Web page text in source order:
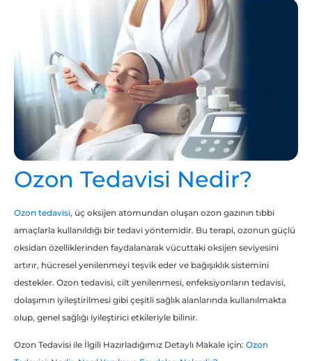
Ozon Tedavisi Nedir?
Ozon tedavisi, üç oksijen atomundan oluşan ozon gazının tıbbi
amaçlarla kullanıldığı bir tedavi yöntemidir. Bu terapi, ozonun güçlü
oksidan özelliklerinden faydalanarak vücuttaki oksijen seviyesini
artırır, hücresel yenilenmeyi teşvik eder ve bağışıklık sistemini
destekler. Ozon tedavisi, cilt yenilenmesi, enfeksiyonların tedavisi,
dolaşımın iyileştirilmesi gibi çeşitli sağlık alanlarında kullanılmakta
olup, genel sağlığı iyileştirici etkileriyle bilinir.
Ozon Tedavisi ile İlgili Hazırladığımız Detaylı Makale için: Ozon